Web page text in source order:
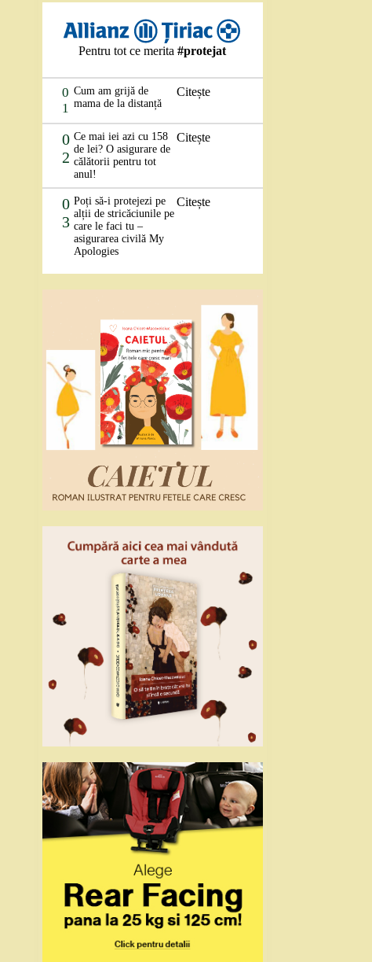
Pentru tot ce merita#protejat
0
1
Cum am grijă de
mama de la distanță
Citește
0
2
Ce mai iei azi cu 158
de lei? O asigurare de
călătorii pentru tot
anul!
Citește
0
3
Poți să-i protejezi pe
alții de stricăciunile pe
care le faci tu –
asigurarea civilă My
Apologies
Citește